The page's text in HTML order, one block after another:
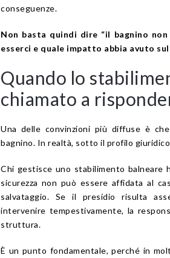
conseguenze.
Non basta quindi dire “il bagnino non
esserci e quale impatto abbia avuto
Quando lo
chiamato a
Una delle convinzioni più diffuse è
bagnino. In realtà, sotto il profilo
Chi gestisce uno stabilimento balneare
sicurezza non può essere affidata al
salvataggio. Se il presidio risulta
intervenire tempestivamente, la
struttura.
È un punto fondamentale, perché in